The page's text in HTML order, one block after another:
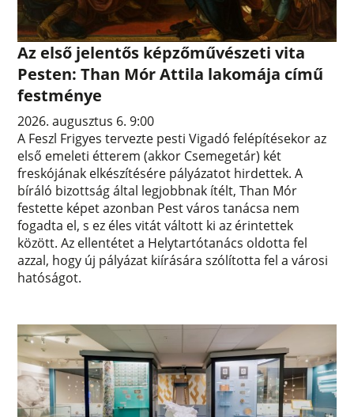
Az első jelentős képzőművészeti vita
Pesten: Than Mór Attila lakomája című
festménye
2026. augusztus 6. 9:00
A Feszl Frigyes tervezte pesti Vigadó felépítésekor az
első emeleti étterem (akkor Csemegetár) két
freskójának elkészítésére pályázatot hirdettek. A
bíráló bizottság által legjobbnak ítélt, Than Mór
festette képet azonban Pest város tanácsa nem
fogadta el, s ez éles vitát váltott ki az érintettek
között. Az ellentétet a Helytartótanács oldotta fel
azzal, hogy új pályázat kiírására szólította fel a városi
hatóságot.